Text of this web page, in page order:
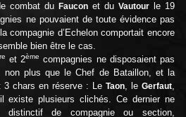
combat du Faucon et du Vautour le 19
ne pouvaient de toute évidence pas
compagnie d’Echelon comportait encore
bien être le cas.
et 2ème compagnies ne disposaient pas
non plus que le Chef de Bataillon, et la
3 chars en réserve : Le Taon, le Gerfaut,
existe plusieurs clichés. Ce dernier ne
distinctif de compagnie ou section,